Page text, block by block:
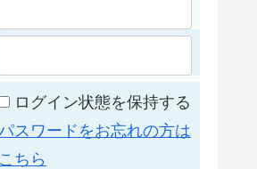
ログイン状態を保持する
スワードをお忘れの方は
こちら